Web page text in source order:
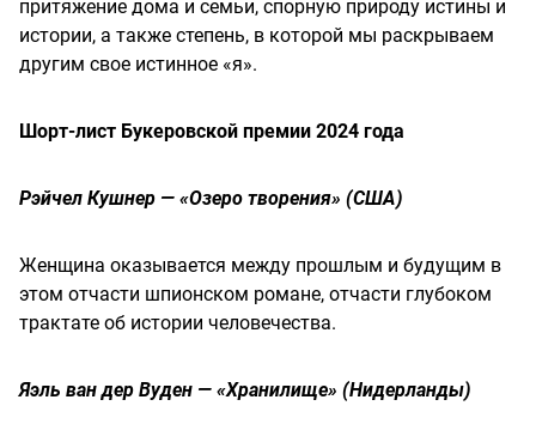
притяжение дома и семьи, спорную природу истины и
истории, а также степень, в которой мы раскрываем
другим свое истинное «я».
Шорт-лист Букеровской премии 2024 года
Рэйчел Кушнер — «Озеро творения» (США)
Женщина оказывается между прошлым и будущим в
этом отчасти шпионском романе, отчасти глубоком
трактате об истории человечества.
Яэль ван дер Вуден — «Хранилище» (Нидерланды)